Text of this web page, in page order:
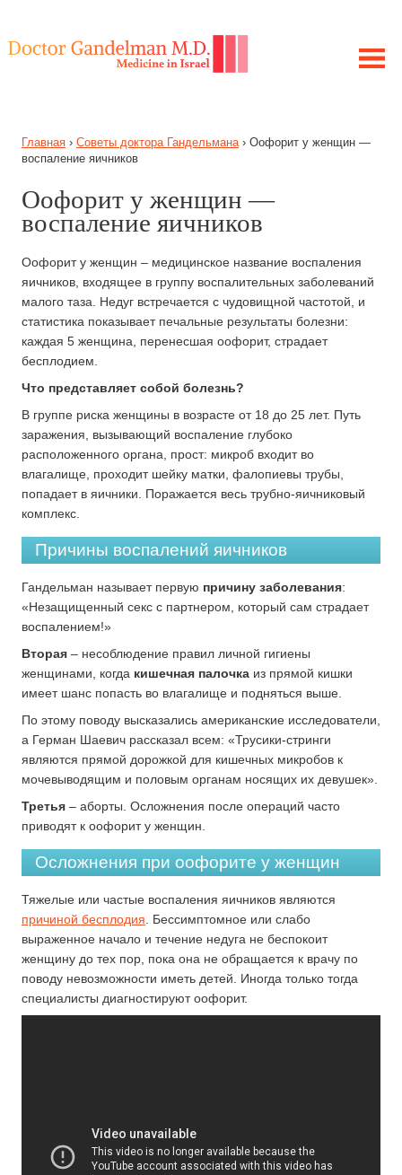
МОЯ ИСТОРИЯ
ПОЛУЧИТЕ КОНСУЛЬТАЦИЮ
ЗАБОЛЕВАНИЯ
Главная › Советы доктора Гандельмана › Оофорит у женщин —
воспаление яичников
Оофорит у женщин —
воспаление яичников
Оофорит у женщин – медицинское название воспаления
яичников, входящее в группу воспалительных заболеваний
малого таза. Недуг встречается с чудовищной частотой, и
статистика показывает печальные результаты болезни:
каждая 5 женщина, перенесшая оофорит, страдает
бесплодием.
Что представляет собой болезнь?
В группе риска женщины в возрасте от 18 до 25 лет. Путь
заражения, вызывающий воспаление глубоко
расположенного органа, прост: микроб входит во
влагалище, проходит шейку матки, фалопиевы трубы,
попадает в яичники. Поражается весь трубно-яичниковый
комплекс.
Причины воспалений яичников
Гандельман называет первую причину заболевания:
«Незащищенный секс с партнером, который сам страдает
воспалением!»
Вторая– несоблюдение правил личной гигиены
женщинами, когда кишечная палочкаиз прямой кишки
имеет шанс попасть во влагалище и подняться выше.
По этому поводу высказались американские исследователи,
а Герман Шаевич рассказал всем: «Трусики-стринги
являются прямой дорожкой для кишечных микробов к
мочевыводящим и половым органам носящих их девушек».
Третья– аборты. Осложнения после операций часто
приводят к оофорит у женщин.
Осложнения при оофорите у женщин
Тяжелые или частые воспаления яичников являются
причиной бесплодия . Бессимптомное или слабо
выраженное начало и течение недуга не беспокоит
женщину до тех пор, пока она не обращается к врачу по
поводу невозможности иметь детей. Иногда только тогда
специалисты диагностируют оофорит.